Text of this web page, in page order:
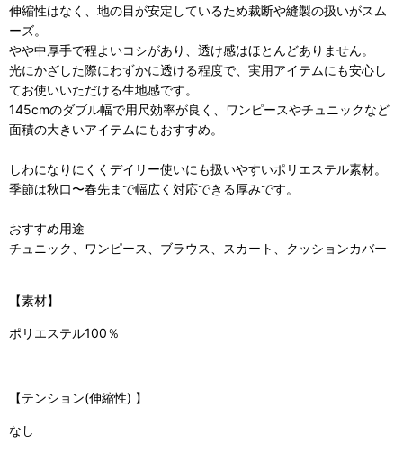
伸縮性はなく、地の目が安定しているため裁断や縫製の扱いがスム
ーズ。
やや中厚手で程よいコシがあり、透け感はほとんどありません。
光にかざした際にわずかに透ける程度で、実用アイテムにも安心し
てお使いいただける生地感です。
145cmのダブル幅で用尺効率が良く、ワンピースやチュニックなど
面積の大きいアイテムにもおすすめ。
しわになりにくくデイリー使いにも扱いやすいポリエステル素材。
季節は秋口〜春先まで幅広く対応できる厚みです。
おすすめ用途
チュニック、ワンピース、ブラウス、スカート、クッションカバー
【素材】
ポリエステル100％
【テンション(伸縮性) 】
なし